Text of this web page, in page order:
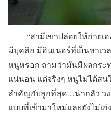
“สามีเขาปล่อยให้ถ่ายเอ
มีบุคลิก มีอินเนอร์ที่เย็นชาเ
หนูหรอก ถามว่ามันมีผลกระ
แน่นอน แต่จริงๆ หนูไม่ได้ส
สำคัญกับลูกที่สุด…น่ากลัว วง
แบบที่เข้ามาใหม่และยังไม่เ